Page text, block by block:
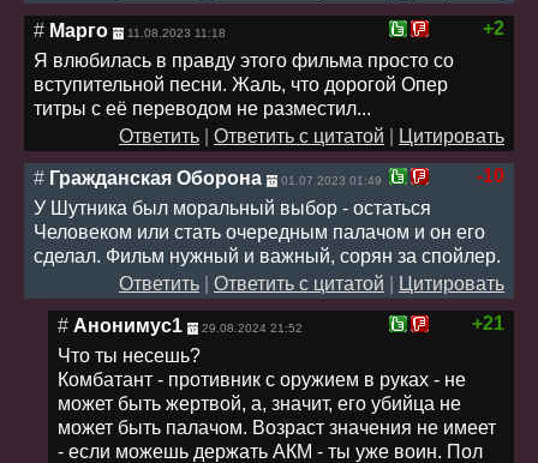
+2
# Марго 11.08.2023 11:18
Я влюбилась в правду этого фильма просто со
вступительной песни. Жаль, что дорогой Опер
титры с её переводом не разместил...
Ответить
Ответить с цитатой
Цитировать
-10
# Гражданская Оборона 01.07.2023 01:49
У Шутника был моральный выбор - остаться
Человеком или стать очередным палачом и он его
сделал. Фильм нужный и важный, сорян за спойлер.
Ответить
Ответить с цитатой
Цитировать
+21
# Анонимус1 29.08.2024 21:52
Что ты несешь?
Комбатант - противник с оружием в руках - не
может быть жертвой, а, значит, его убийца не
может быть палачом. Возраст значения не имеет
- если можешь держать АКМ - ты уже воин. Пол